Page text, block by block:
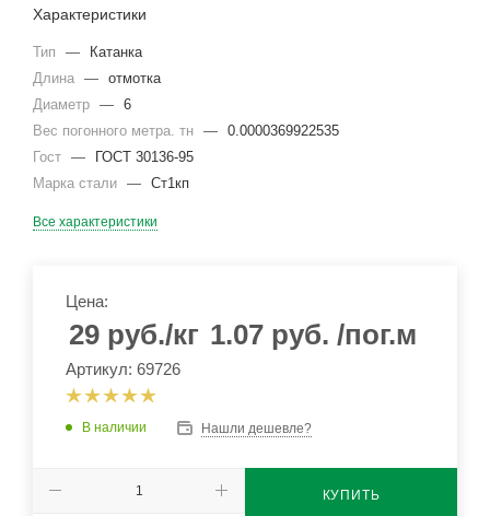
Характеристики
Тип —
Катанка
Длина — отмотка
Диаметр — 6
Вес погонного метра. тн — 0.0000369922535
Гост —
ГОСТ 30136-95
Марка стали — Ст1кп
Все характеристики
Цена:
29 руб./кг 1.07 руб. /пог.м
Артикул: 69726
В наличии Нашли дешевле?
КУПИТЬ